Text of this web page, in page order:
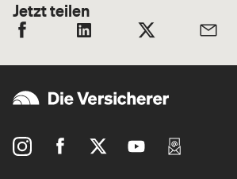
Jetzt teilen